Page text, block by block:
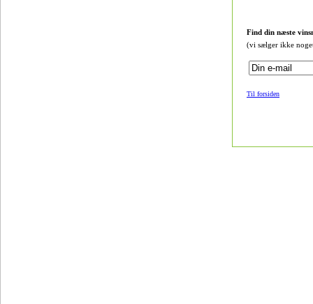
Find din næste
(vi sælger ikke
Til forsiden